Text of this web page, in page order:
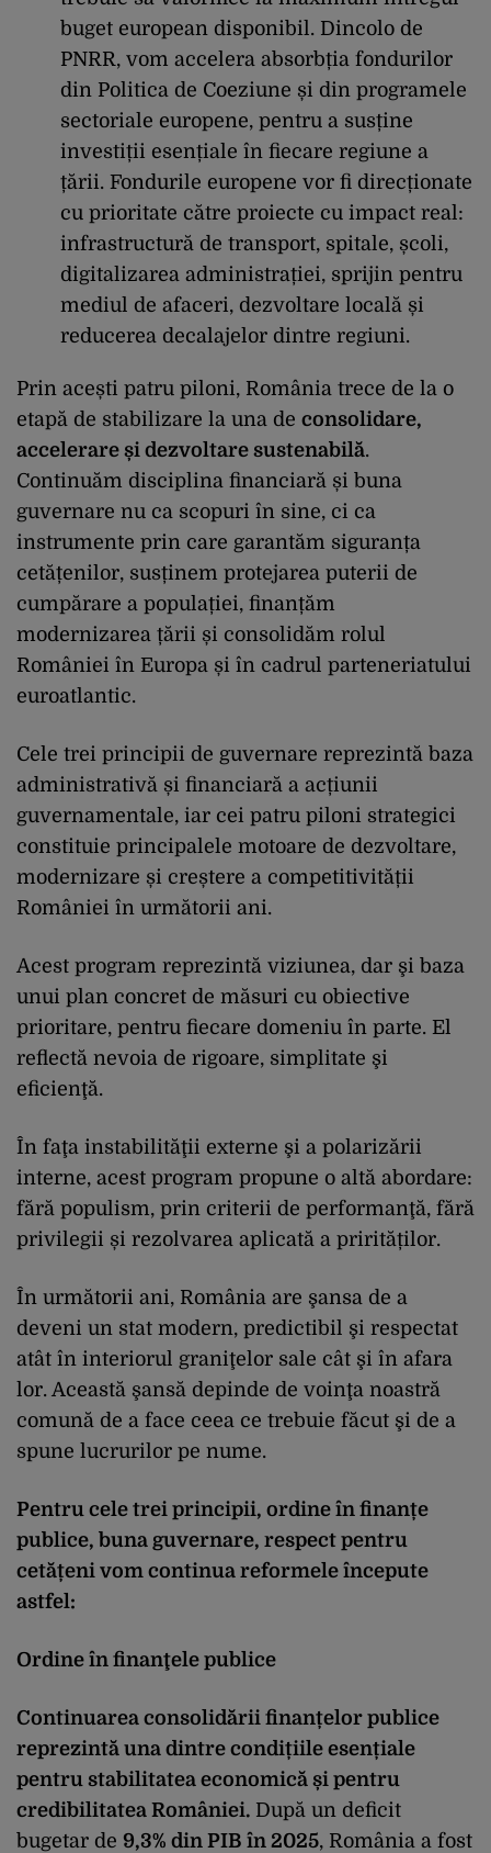
buget european disponibil. Dincolo de
PNRR, vom accelera absorbția fondurilor
din Politica de Coeziune și din programele
sectoriale europene, pentru a susține
investiții esențiale în fiecare regiune a
țării. Fondurile europene vor fi direcționate
cu prioritate către proiecte cu impact real:
infrastructură de transport, spitale, școli,
digitalizarea administrației, sprijin pentru
mediul de afaceri, dezvoltare locală și
reducerea decalajelor dintre regiuni.
Prin acești patru piloni, România trece de la o
etapă de stabilizare la una de consolidare,
accelerare și dezvoltare sustenabilă.
Continuăm disciplina financiară și buna
guvernare nu ca scopuri în sine, ci ca
instrumente prin care garantăm siguranța
cetățenilor, susținem protejarea puterii de
cumpărare a populației, finanțăm
modernizarea țării și consolidăm rolul
României în Europa și în cadrul parteneriatului
euroatlantic.
Cele trei principii de guvernare reprezintă baza
administrativă și financiară a acțiunii
guvernamentale, iar cei patru piloni strategici
constituie principalele motoare de dezvoltare,
modernizare și creștere a competitivității
României în următorii ani.
Acest program reprezintă viziunea, dar şi baza
unui plan concret de măsuri cu obiective
prioritare, pentru fiecare domeniu în parte. El
reflectă nevoia de rigoare, simplitate şi
eficienţă.
În faţa instabilităţii externe şi a polarizării
interne, acest program propune o altă abordare:
fără populism, prin criterii de performanţă, fără
privilegii și rezolvarea aplicată a prirităților.
În următorii ani, România are şansa de a
deveni un stat modern, predictibil şi respectat
atât în interiorul graniţelor sale cât şi în afara
lor. Această şansă depinde de voinţa noastră
comună de a face ceea ce trebuie făcut şi de a
spune lucrurilor pe nume.
Pentru cele trei principii, ordine în finanțe
publice, buna guvernare, respect pentru
cetățeni vom continua reformele începute
astfel:
Ordine în finanţele publice
Continuarea consolidării finanțelor publice
reprezintă una dintre condițiile esențiale
pentru stabilitatea economică și pentru
credibilitatea României. După un deficit
bugetar de 9,3% din PIB în 2025, România a fost